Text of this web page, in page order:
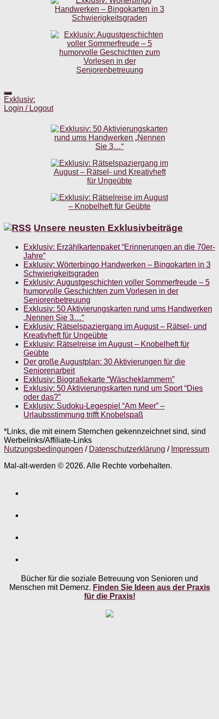
Exklusiv:
Login / Logout
Unsere neusten Exklusivbeiträge
Exklusiv: Erzählkartenpaket “Erinnerungen an die 70er-
Jahre”
Exklusiv: Wörterbingo Handwerken – Bingokarten in 3
Schwierigkeitsgraden
Exklusiv: Augustgeschichten voller Sommerfreude – 5
humorvolle Geschichten zum Vorlesen in der
Seniorenbetreuung
Exklusiv: 50 Aktivierungskarten rund ums Handwerken
„Nennen Sie 3…“
Exklusiv: Rätselspaziergang im August – Rätsel- und
Kreativheft für Ungeübte
Exklusiv: Rätselreise im August – Knobelheft für
Geübte
Der große Augustplan: 30 Aktivierungen für die
Seniorenarbeit
Exklusiv: Biografiekarte “Wäscheklammern”
Exklusiv: 50 Aktivierungskarten rund um Sport “Dies
oder das?”
Exklusiv: Sudoku-Legespiel “Am Meer” –
Urlaubsstimmung trifft Knobelspaß
*Links, die mit einem Sternchen gekennzeichnet sind, sind
Werbelinks/Affiliate-Links
Nutzungsbedingungen / Datenschutzerklärung / Impressum
Mal-alt-werden © 2026. Alle Rechte vorbehalten.
Bücher für die soziale Betreuung von Senioren und
Menschen mit Demenz. Finden Sie Ideen aus der Praxis
für die Praxis!